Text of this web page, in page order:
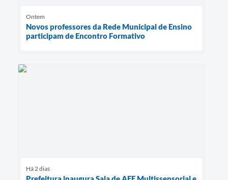
Ontem
Novos professores da Rede Municipal de Ensino
participam de Encontro Formativo
Há 2 dias